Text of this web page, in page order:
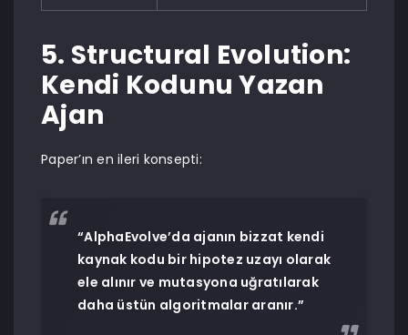
5. Structural Evolution:
Kendi Kodunu Yazan
Ajan
Paper’ın en ileri konsepti:
“AlphaEvolve’da ajanın bizzat kendi
kaynak kodu bir hipotez uzayı olarak
ele alınır ve mutasyona uğratılarak
daha üstün algoritmalar aranır.”